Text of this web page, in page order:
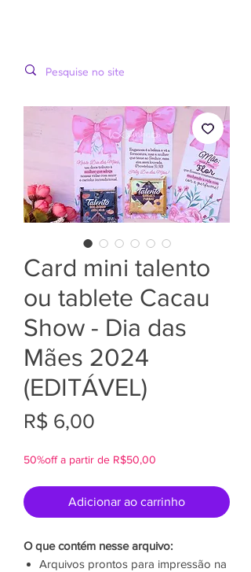
Card mini talento
ou tablete Cacau
Show - Dia das
Mães 2024
(EDITÁVEL)
R$ 6,00
50%off a partir de R$50,00
Adicionar ao carrinho
O que contém nesse arquivo:
Arquivos prontos para impressão na